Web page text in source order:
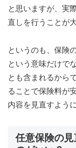
と思いますが、実
直しを行うことが
というのも、保険
という意味だけで
とも含まれるから
ることで保険料が
内容を見直すよう
任意保険の